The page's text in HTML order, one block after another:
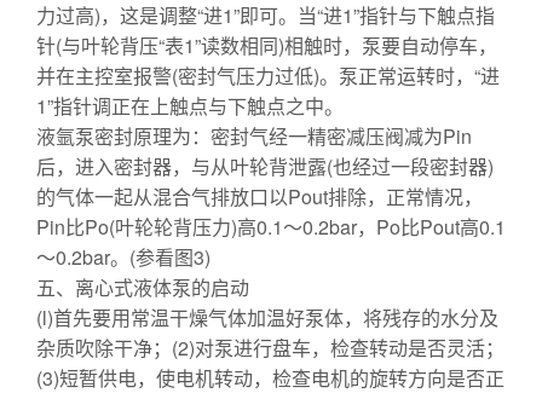
力过高)，这是调整“进1”即可。当“进1”指针与下触点指
针(与叶轮背压“表1”读数相同)相触时，泵要自动停车，
并在主控室报警(密封气压力过低)。泵正常运转时，“进
1”指针调正在上触点与下触点之中。
液氩泵密封原理为：密封气经一精密减压阀减为Pin
后，进入密封器，与从叶轮背泄露(也经过一段密封器)
的气体一起从混合气排放口以Pout排除，正常情况，
Pin比Po(叶轮轮背压力)高0.1～0.2bar，Po比Pout高0.1
～0.2bar。(参看图3)
五、离心式液体泵的启动
(l)首先要用常温干燥气体加温好泵体，将残存的水分及
杂质吹除干净；(2)对泵进行盘车，检查转动是否灵活；
(3)短暂供电，使电机转动，检查电机的旋转方向是否正